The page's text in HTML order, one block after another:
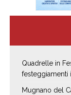
Quadrelle in
festeggiamenti
Mugnano del